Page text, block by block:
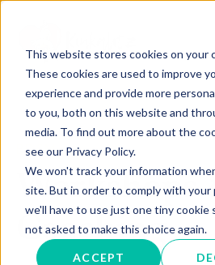
This website stores cookies on your
These cookies are used to improve
experience and provide more
to you, both on this website and
media. To find out more about the
see our Privacy Policy.
We won't track your information
site. But in order to comply with your
we'll have to use just one tiny cookie
not asked to make this choice again.
ACCEPT
BDSM
Workshops
Coaching